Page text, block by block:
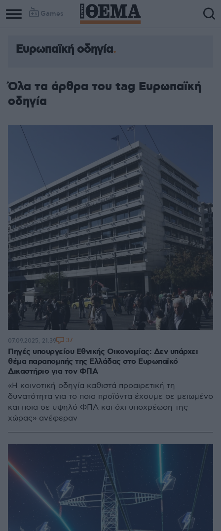
Games
Ευρωπαϊκή οδηγία
Όλα τα άρθρα του tag Ευρωπαϊκή
οδηγία
Πηγές υπουργείου Εθνικής Οικονομίας: Δεν υπάρχει
θέμα παραπομπής της Ελλάδας στο Ευρωπαϊκό
Δικαστήριο για τον ΦΠΑ
«Η κοινοτική οδηγία καθιστά προαιρετική τη
δυνατότητα για το ποια προϊόντα έχουμε σε μειωμένο
και ποια σε υψηλό ΦΠΑ και όχι υποχρέωση της
χώρας» ανέφεραν
07.09.2025, 21:39 37